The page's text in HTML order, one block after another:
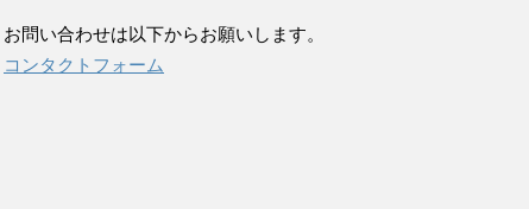
お問い合わせは以下からお願いします。
コンタクトフォーム